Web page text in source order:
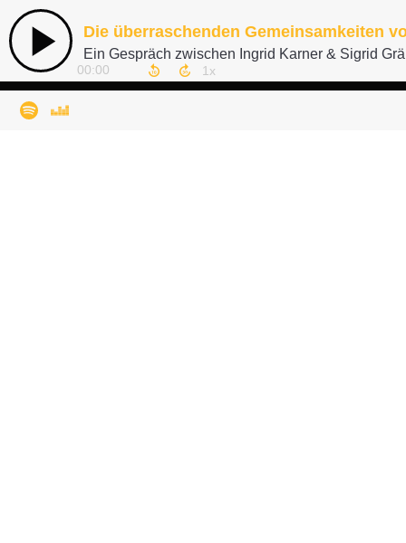
Die überraschenden Gemeinsamkeiten
Ein Gespräch zwischen Ingrid Karner & Sigrid
00:00